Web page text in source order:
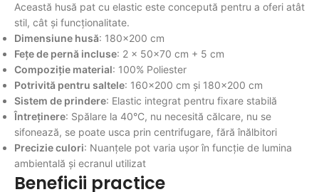
Această husă pat cu elastic este concepută pentru a oferi atât
stil, cât și funcționalitate.
Dimensiune husă: 180×200 cm
Fețe de pernă incluse: 2 × 50×70 cm + 5 cm
Compoziție material: 100% Poliester
Potrivită pentru saltele: 160×200 cm și 180×200 cm
Sistem de prindere: Elastic integrat pentru fixare stabilă
Întreținere: Spălare la 40°C, nu necesită călcare, nu se
sifonează, se poate usca prin centrifugare, fără înălbitori
Precizie culori: Nuanțele pot varia ușor în funcție de lumina
ambientală și ecranul utilizat
Beneficii practice